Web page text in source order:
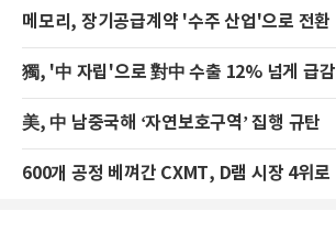
메모리, 장기공급계약 '수주 산업'으로 전환
獨, '中 자립'으로 對中 수출 12% 넘게 급감
美, 中 남중국해 ‘자연보호구역’ 집행 규탄
600개 공정 베껴간 CXMT, D램 시장 4위로